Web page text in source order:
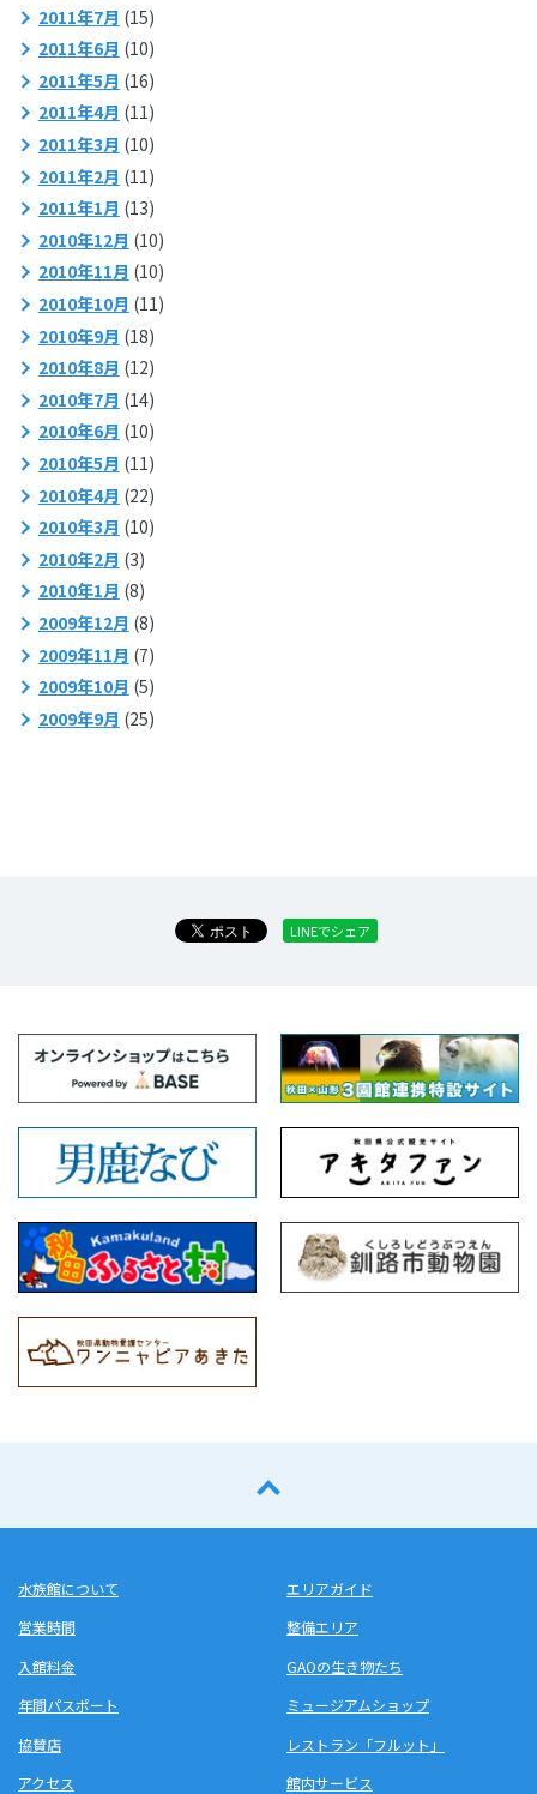
2011年7月 (15)
2011年6月 (10)
2011年5月 (16)
2011年4月 (11)
2011年3月 (10)
2011年2月 (11)
2011年1月 (13)
2010年12月 (10)
2010年11月 (10)
2010年10月 (11)
2010年9月 (18)
2010年8月 (12)
2010年7月 (14)
2010年6月 (10)
2010年5月 (11)
2010年4月 (22)
2010年3月 (10)
2010年2月 (3)
2010年1月 (8)
2009年12月 (8)
2009年11月 (7)
2009年10月 (5)
2009年9月 (25)
LINEでシェア
水族館について
営業時間
入館料金
年間パスポート
協賛店
アクセス
エリアガイド
整備エリア
GAOの生き物たち
ミュージアムショップ
レストラン「フルット」
館内サービス